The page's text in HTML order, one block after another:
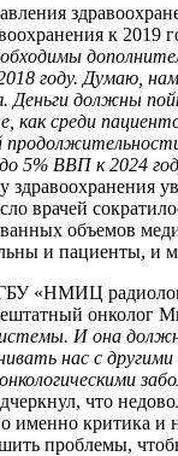
к 2019
году. Думаю,
Деньги должны
как среди
5% ВВП к 2024
врачей
объемов
и пациенты, и
«НМИЦ
онколог
И она
нас с
что
именно критика
проблемы,